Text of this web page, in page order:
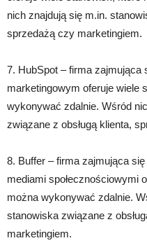
nich znajdują się m.in.
sprzedażą czy marketingiem.
7. HubSpot – firma zajmująca
marketingowym oferuje wiele
wykonywać zdalnie. Wśród
związane z obsługą klienta,
8. Buffer – firma zajmująca
mediami społecznościowymi
można wykonywać zdalnie.
stanowiska związane z
marketingiem.